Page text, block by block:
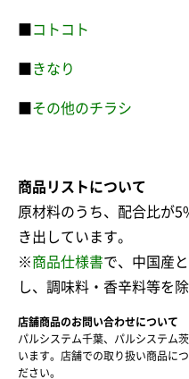
コトコト
きなり
その他のチラシ
商品リストについて
原材料のうち、配合比が
き出しています。
※商品仕様書で、中国産
し、調味料・香辛料等を除
店舗商品のお問い合わせについて
パルシステム千葉、パルシステム
います。店舗での取り扱い商品に
ださい。